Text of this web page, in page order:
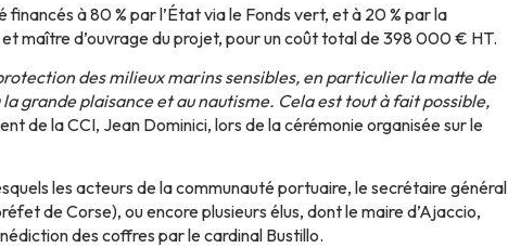
à 80 % par l’État via le Fonds vert, et à 20 % par la
maître d’ouvrage du projet, pour un coût total de 398 000 € HT.
des milieux marins sensibles, en particulier la matte de
grande plaisance et au nautisme. Cela est tout à fait possible,
de la CCI, Jean Dominici, lors de la cérémonie organisée sur le
les acteurs de la communauté portuaire, le secrétaire général
de Corse), ou encore plusieurs élus, dont le maire d’Ajaccio,
des coffres par le cardinal Bustillo.